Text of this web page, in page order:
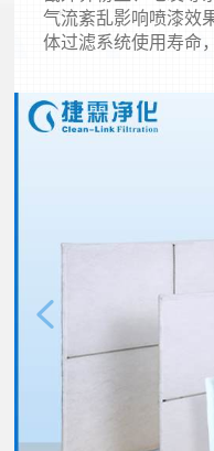
气流紊乱影响喷漆效
体过滤系统使用寿命